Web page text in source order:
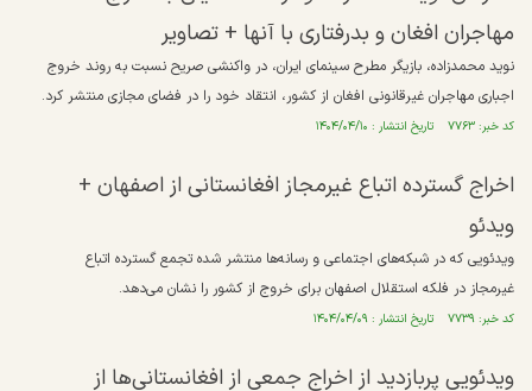
مهاجران افغان و بدرفتاری با آنها + تصاویر
نوید محمدزاده، بازیگر مطرح سینمای ایران، در واکنشی صریح نسبت به روند خروج
اجباری مهاجران غیرقانونی افغان از کشور، انتقاد خود را در فضای مجازی منتشر کرد.
کد خبر: ۷۷۶۳ تاریخ انتشار : ۱۴۰۴/۰۴/۱۰
اخراج گسترده اتباع غیرمجاز افغانستانی از اصفهان +
ویدئو
ویدئویی که در شبکه‌های اجتماعی و رسانه‌ها منتشر شده تجمع گسترده اتباع
غیرمجاز در فلکه استقلال اصفهان برای خروج از کشور را نشان می‌دهد.
کد خبر: ۷۷۳۹ تاریخ انتشار : ۱۴۰۴/۰۴/۰۹
ویدئویی پربازدید از اخراج جمعی از افغانستانی‌ها از